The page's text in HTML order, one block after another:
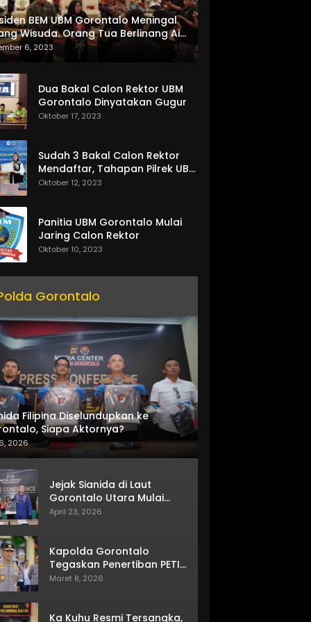
BEM UBM Gorontalo Meningal
Wisuda. Orang Tua Berlinang Air
Menerima SKL dan Pemasangan
6, 2023
Dua Bakal Calon Rektor UBM
Gorontalo Dinyatakan Gugur
Oktober 17, 2023
Sudah 3 Bakal Calon Rektor
Mendaftar, Tahapan Pilrek UBM
Gorontalo Makin Seru
Oktober 12, 2023
Panitia UBM Gorontalo Mulai
Jaring Calon Rektor
Oktober 10, 2023
Gorontalo
Filipina Diselundupkan ke
Siapa Aktornya?
2026
Jejak Sianida di Laut
Gorontalo Utara Mulai
Terkuak
April 23, 2026
Kapolda Gorontalo
Tegaskan Penertiban PETI
Terus Berjalan
Maret 8, 2026
Ka Kuhu Resmi Tersangka,